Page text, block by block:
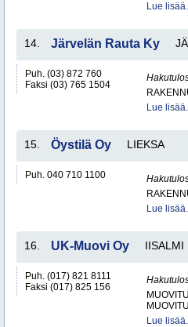
Lue
14. Järvelän Rauta Ky
Puh. (03) 872 760
Faksi (03) 765 1504
Lue
15. Öystilä Oy LIEKSA
Puh. 040 710 1100
Lue
16. UK-Muovi Oy IISALMI
Puh. (017) 821 8111
Faksi (017) 825 156
Lue